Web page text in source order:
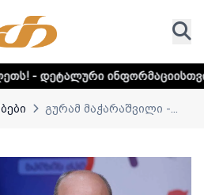
დააკლიკეთ
გურამ მაჭარაშვილი -...